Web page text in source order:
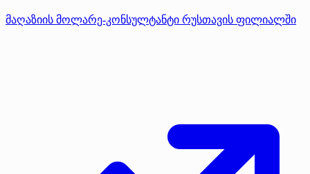
მაღაზიის მოლარე-კონსულტანტი რუსთავის ფილიალში